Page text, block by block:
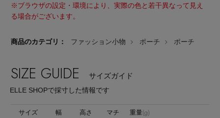
※ブラウザの設定・環境により、実際の色と若干異なって見え
る場合がございます。
商品のカテゴリ： ファッション小物 ポーチ ポーチ
SIZE GUIDE サイズガイド
ELLE SHOPで採寸した情報です
サイズ 幅 高さ マチ 重量(g)